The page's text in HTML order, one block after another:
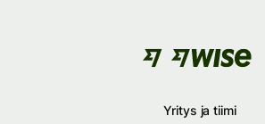
Yritys ja tiimi